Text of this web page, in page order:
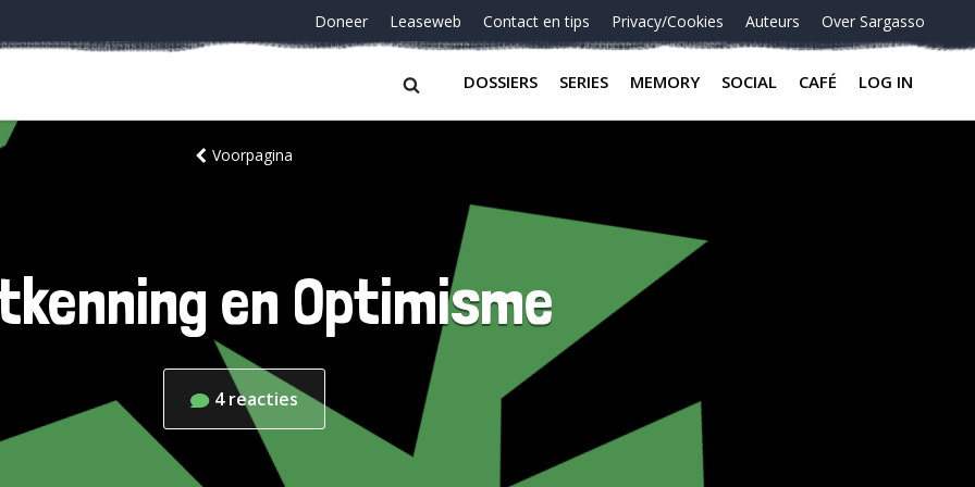
Doneer Leaseweb Contact en tips Privacy/Cookies Auteurs Over Sargasso
DOSSIERS SERIES MEMORY SOCIAL CAFÉ LOG IN
Voorpagina
en Optimisme
4 reacties